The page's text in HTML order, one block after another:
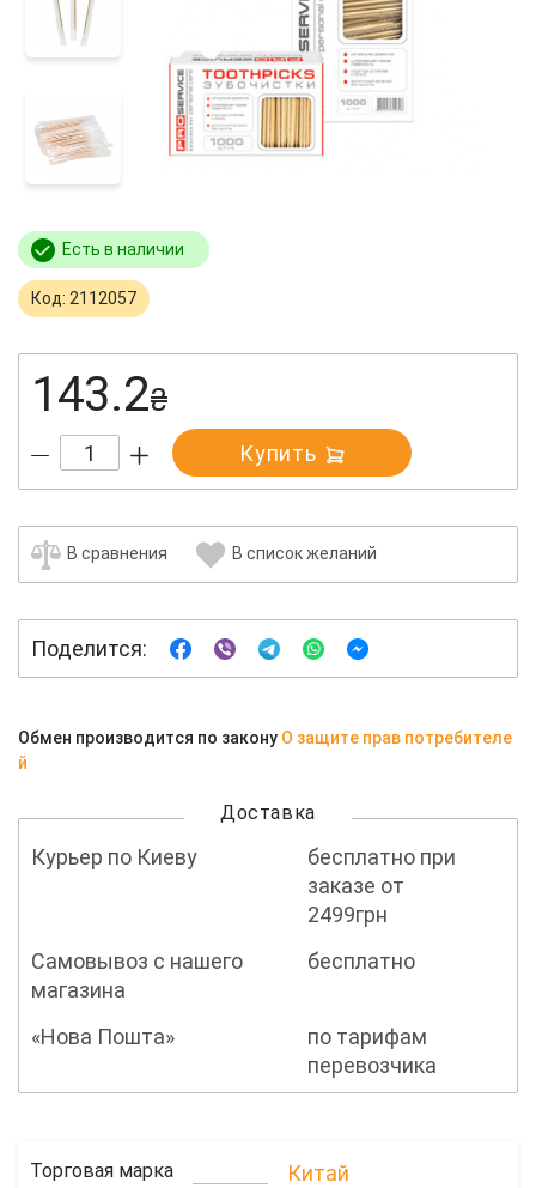
Есть в наличии
Код: 2112057
143.2₴
Купить
В сравнения В список желаний
Поделится:
Обмен производится по закону О защите прав потребителе
й
Доставка
Курьер по Киеву
бесплатно при
заказе от
2499грн
Самовывоз с нашего
магазина
бесплатно
«Нова Пошта»
по тарифам
перевозчика
Торговая марка Китай